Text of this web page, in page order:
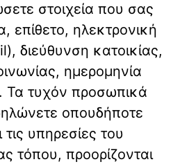
στοιχεία που σας
επίθετο, ηλεκτρονική
διεύθυνση κατοικίας,
ημερομηνία
Τα τυχόν προσωπικά
οπουδήποτε
τις υπηρεσίες του
τόπου, προορίζονται